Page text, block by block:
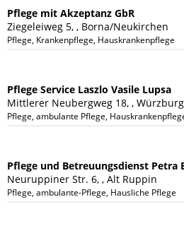
Pflege mit Akzeptanz GbR
Ziegeleiweg 5, , Borna/Neukirchen
Pflege, Krankenpflege, Hauskrankenpflege
Pflege Service Laszlo Vasile Lupsa
Mittlerer Neubergweg 18, , Würzburg
Pflege, ambulante Pflege,
Pflege und Betreuungsdienst Petra
Neuruppiner Str. 6, , Alt Ruppin
Pflege, ambulante-Pflege, Hausliche Pflege